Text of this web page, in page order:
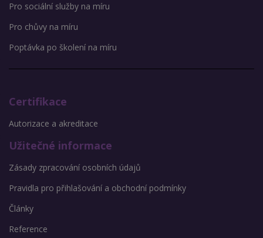
Pro sociální služby na míru
Pro chůvy na míru
Poptávka po školení na míru
Certifikace
Autorizace a akreditace
Užitečné informace
Zásady zpracování osobních údajů
Pravidla pro přihlašování a obchodní podmínky
Články
Reference